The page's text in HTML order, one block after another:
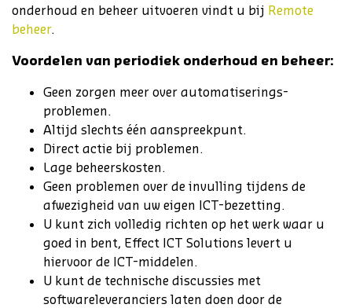
onderhoud en beheer uitvoeren vindt u bij Remote
beheer.
Voordelen van periodiek onderhoud en beheer:
Geen zorgen meer over automatiserings-
problemen.
Altijd slechts één aanspreekpunt.
Direct actie bij problemen.
Lage beheerskosten.
Geen problemen over de invulling tijdens de
afwezigheid van uw eigen ICT-bezetting.
U kunt zich volledig richten op het werk waar u
goed in bent, Effect ICT Solutions levert u
hiervoor de ICT-middelen.
U kunt de technische discussies met
softwareleveranciers laten doen door de